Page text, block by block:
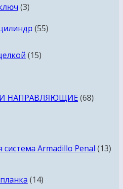
33
5555
1515
НАПРАВЛЯЮЩИЕ 68
система Armadillo Penal 13
1414